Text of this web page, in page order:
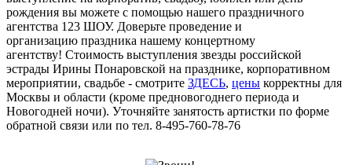
рождения вы можете с помощью нашего праздничного
агентства 123 ШОУ. Доверьте проведение и
организацию праздника нашему концертному
агентству! Стоимость выступления звезды российской
эстрады Ирины Понаровской на празднике, корпоративном
мероприятии, свадьбе - смотрите ЗДЕСЬ, цены корректны для
Москвы и области (кроме предновогоднего периода и
Новогодней ночи). Уточняйте занятость артистки по форме
обратной связи или по тел. 8-495-760-78-76